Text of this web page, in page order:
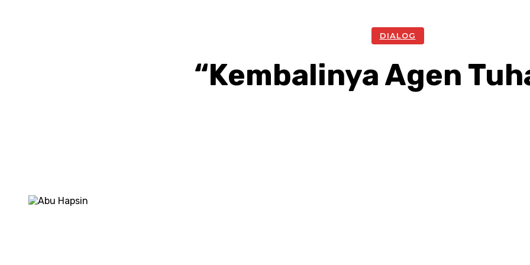
DIALOG
“Kembalinya Agen